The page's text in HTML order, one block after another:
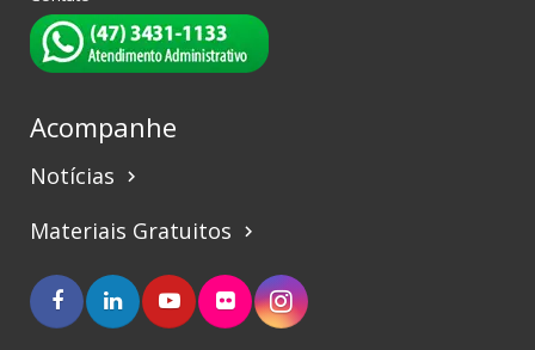
Acompanhe
Notícias keyboard_arrow_right
Materiais Gratuitos keyboard_arrow_right